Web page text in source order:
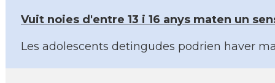
Vuit noies d'entre 13 i 16 anys maten un
Les adolescents detingudes podrien haver